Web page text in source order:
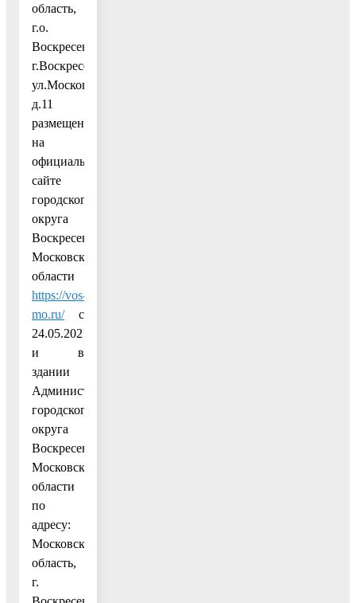
область,
г.о.
Воскресенск,
г.Воскресенск,
ул.Московская,
д.11
размещена
на
официальном
сайте
городского
округа
Воскресенск
Московской
области
https://vos-
mo.ru/с
24.05.2021
и в
здании
Администрации
городского
округа
Воскресенск
Московской
области
по
адресу:
Московская
область,
г.